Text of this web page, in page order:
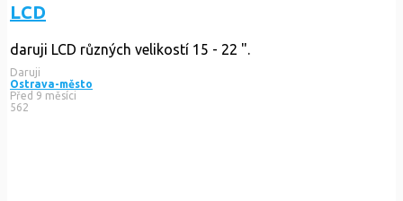
LCD
daruji LCD různých velikostí 15 - 22 ".
Daruji
Ostrava-město
Před 9 měsíci
562